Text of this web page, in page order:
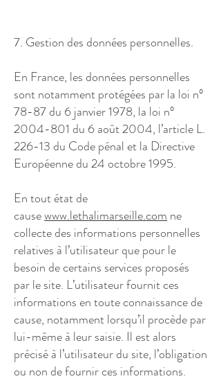
7. Gestion des données personnelles.
En France, les données personnelles
sont notamment protégées par la loi n°
78-87 du 6 janvier 1978, la loi n°
2004-801 du 6 août 2004, l’article L.
226-13 du Code pénal et la Directive
Européenne du 24 octobre 1995.
En tout état de
causewww.lethalimarseille.com ne
collecte des informations personnelles
relatives à l’utilisateur que pour le
besoin de certains services proposés
par le site. L’utilisateur fournit ces
informations en toute connaissance de
cause, notamment lorsqu’il procède par
lui-même à leur saisie. Il est alors
précisé à l’utilisateur du site, l’obligation
ou non de fournir ces informations.